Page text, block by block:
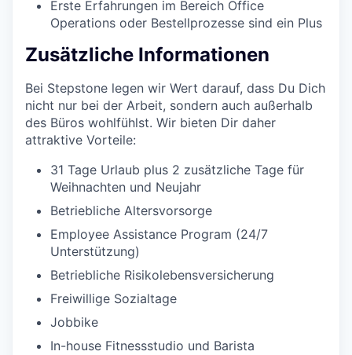
Erste Erfahrungen im Bereich Office
Operations oder Bestellprozesse sind ein Plus
Zusätzliche Informationen
Bei Stepstone legen wir Wert darauf, dass Du Dich
nicht nur bei der Arbeit, sondern auch außerhalb
des Büros wohlfühlst. Wir bieten Dir daher
attraktive Vorteile:
31 Tage Urlaub plus 2 zusätzliche Tage für
Weihnachten und Neujahr
Betriebliche Altersvorsorge
Employee Assistance Program (24/7
Unterstützung)
Betriebliche Risikolebensversicherung
Freiwillige Sozialtage
Jobbike
In-house Fitnessstudio und Barista